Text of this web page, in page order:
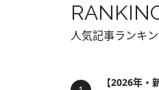
人気記事ランキ
【2026年